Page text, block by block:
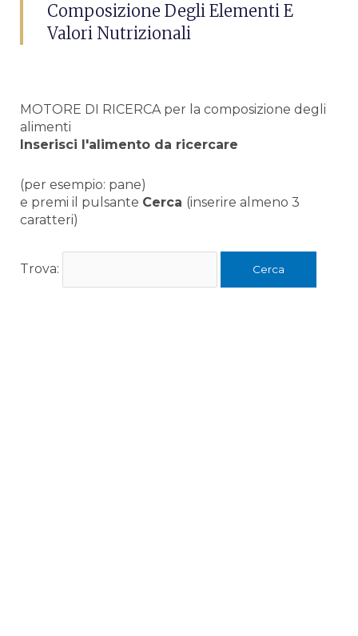
Composizione Degli Elementi E
Valori Nutrizionali
MOTORE DI RICERCA per la composizione degli
alimenti
Inserisci l'alimento da ricercare
(per esempio: pane)
e premi il pulsante Cerca (inserire almeno 3
caratteri)
Trova: